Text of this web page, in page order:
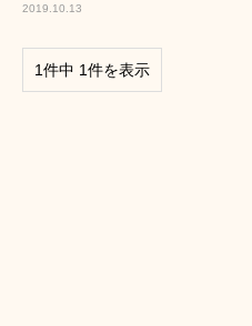
2019.10.13
1件中 1件を表示